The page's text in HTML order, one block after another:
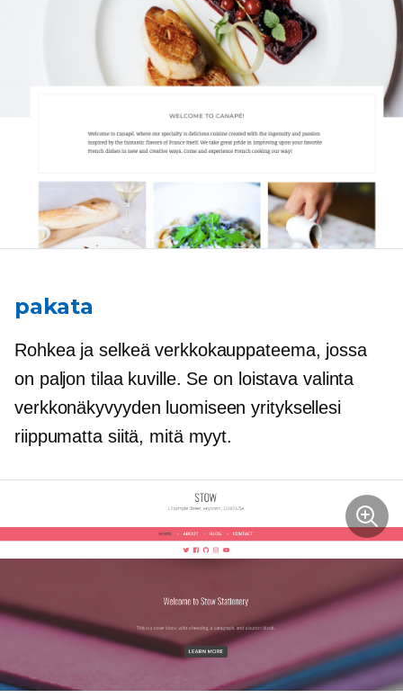
pakata
Rohkea ja selkeä verkkokauppateema, jossa
on paljon tilaa kuville. Se on loistava valinta
verkkonäkyvyyden luomiseen yrityksellesi
riippumatta siitä, mitä myyt.